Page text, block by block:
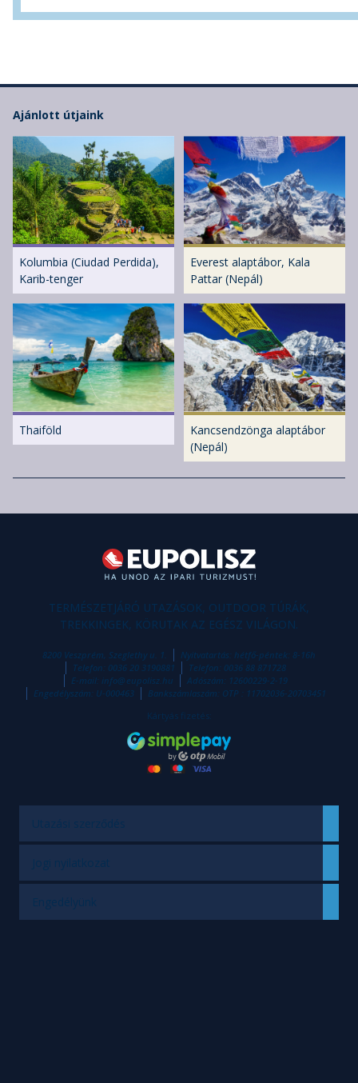
Ajánlott útjaink
Kolumbia (Ciudad Perdida),
Karib-tenger
Everest alaptábor, Kala
Pattar (Nepál)
Thaiföld
Kancsendzönga alaptábor
(Nepál)
TERMÉSZETJÁRÓ UTAZÁSOK, OUTDOOR TÚRÁK,
TREKKINGEK, KÖRUTAK AZ EGÉSZ VILÁGON.
8200 Veszprém, Szeglethy u. 1.
Nyitvatartás: hétfő-péntek: 8-16h
Telefon: 0036 20 3190881 Telefon: 0036 88 871728
E-mail: info@ eupolisz.hu
Adószám: 12600229-2-19
Engedélyszám: U-000463
Bankszámlaszám: OTP : 11702036-20703451
Kártyás fizetés:
Utazási szerződés
Jogi nyilatkozat
Engedélyünk